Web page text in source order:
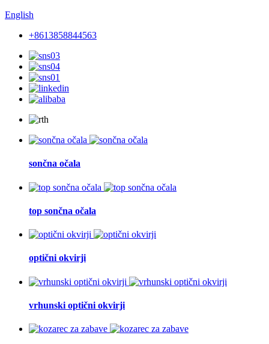
English
+8613858844563
sončna očala
top sončna očala
optični okvirji
vrhunski optični okvirji